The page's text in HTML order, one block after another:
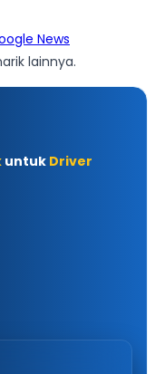
News
lainnya.
untuk Driver